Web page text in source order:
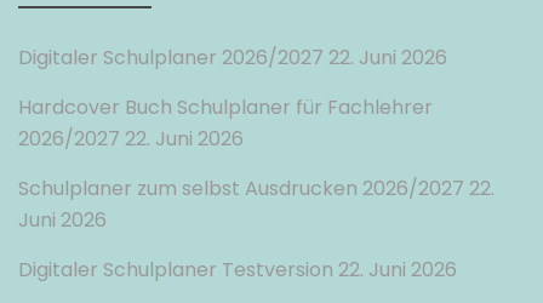
Digitaler Schulplaner 2026/2027 22. Juni 2026
Hardcover Buch Schulplaner für Fachlehrer
2026/2027 22. Juni 2026
Schulplaner zum selbst Ausdrucken 2026/2027 22.
Juni 2026
Digitaler Schulplaner Testversion 22. Juni 2026